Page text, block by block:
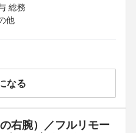
総務
他
なる
右腕）／フルリモー